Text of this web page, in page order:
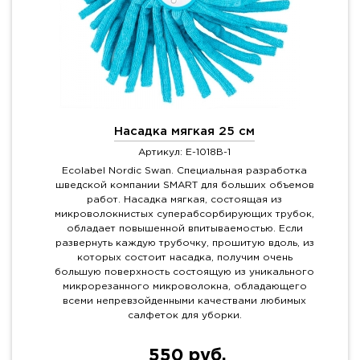
Насадка мягкая 25 см
Артикул: E-1018B-1
Ecolabel Nordic Swan. Специальная разработка
шведской компании SMART для больших объемов
работ. Насадка мягкая, состоящая из
микроволокнистых суперабсорбирующих трубок,
обладает повышенной впитываемостью. Если
развернуть каждую трубочку, прошитую вдоль, из
которых состоит насадка, получим очень
большую поверхность состоящую из уникального
микрорезанного микроволокна, обладающего
всеми непревзойденными качествами любимых
салфеток для уборки.
550 руб.